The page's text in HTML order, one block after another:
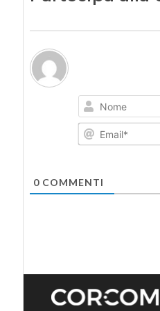
0COMMENTI